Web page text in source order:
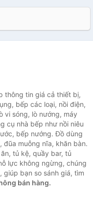
thông tin giá cả thiết bị,
bếp các loại, nồi điện,
vi sóng, lò nướng, máy
cụ nhà bếp như nồi niêu
bếp nướng. Đồ dùng
muỗng nĩa, khăn bàn.
tủ kệ, quầy bar, tủ
lực không ngừng, chúng
bạn so sánh giá, tìm
bán hàng.